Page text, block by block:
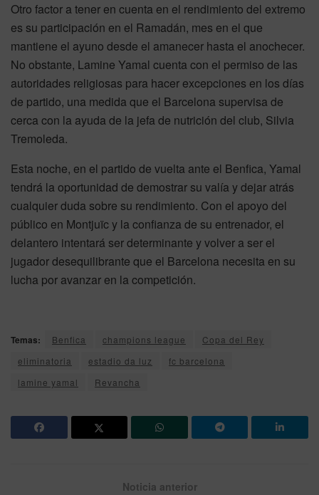
Otro factor a tener en cuenta en el rendimiento del extremo
es su participación en el Ramadán, mes en el que
mantiene el ayuno desde el amanecer hasta el anochecer.
No obstante, Lamine Yamal cuenta con el permiso de las
autoridades religiosas para hacer excepciones en los días
de partido, una medida que el Barcelona supervisa de
cerca con la ayuda de la jefa de nutrición del club, Silvia
Tremoleda.
Esta noche, en el partido de vuelta ante el Benfica, Yamal
tendrá la oportunidad de demostrar su valía y dejar atrás
cualquier duda sobre su rendimiento. Con el apoyo del
público en Montjuïc y la confianza de su entrenador, el
delantero intentará ser determinante y volver a ser el
jugador desequilibrante que el Barcelona necesita en su
lucha por avanzar en la competición.
Temas: Benfica champions league
Copa del Rey
eliminatoria
estadio da luz
fc barcelona
lamine yamal
Revancha
Noticia anterior